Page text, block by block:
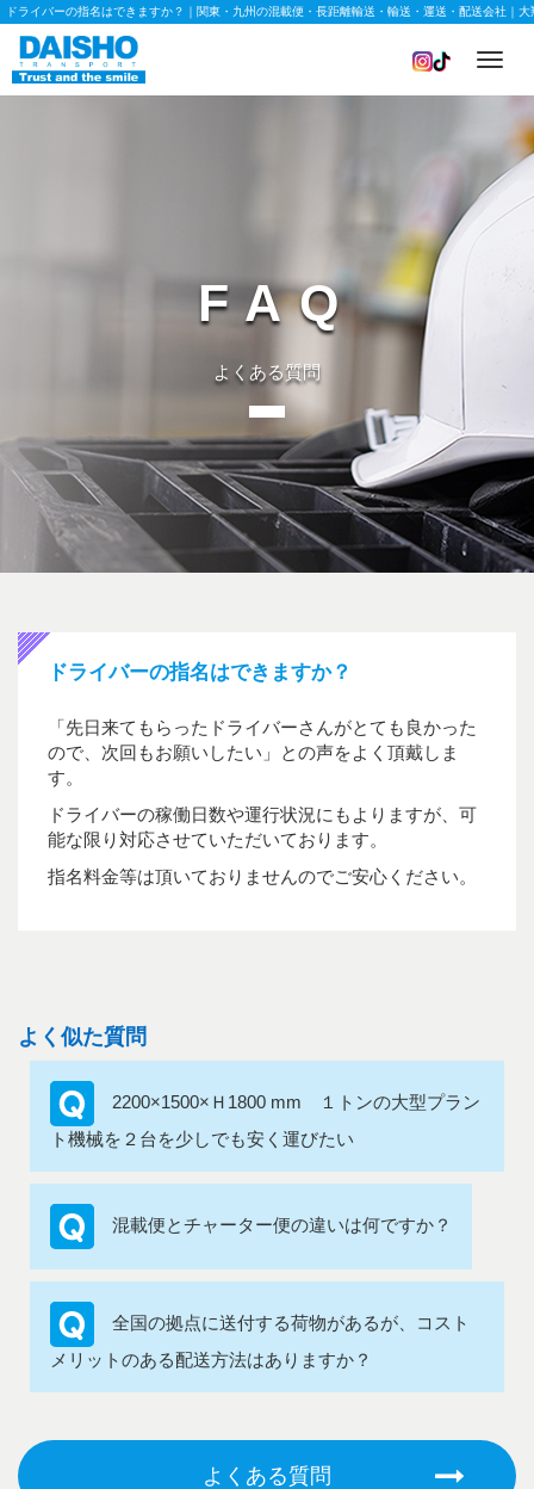
ドライバーの指名はできますか？｜関東・九州の混載便・長距離輸送・輸送・運送・配送会社｜
FAQ
よくある質問
ドライバーの指名はできますか？
「先日来てもらったドライバーさんがとても良かった
ので、次回もお願いしたい」との声をよく頂戴しま
す。
ドライバーの稼働日数や運行状況にもよりますが、可
能な限り対応させていただいております。
指名料金等は頂いておりませんのでご安心ください。
よく似た質問
2200×1500×Ｈ1800 mm １トンの大型プラン
ト機械を２台を少しでも安く運びたい
混載便とチャーター便の違いは何ですか？
全国の拠点に送付する荷物があるが、コスト
メリットのある配送方法はありますか？
よくある質問